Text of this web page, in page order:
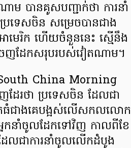
ម បានគូសបញ្ជាក់ថា ការនាំ
រទេសចិន សម្រេច​បានជាង
មេរិក ហើយចំនួន​នេះ ស្មើនឹង
េញ​ដែក​សរុប​របស់​វៀតណាម។
China Morning
ដែរថា ប្រទេសចិន ដែលជា​
ធំ​ជាងគេបង្អស់​លើសកលលោក
នកនាំចូល​ដែកទៅវិញ កាល​ពីខែ
ែលជា​ការនាំចូល​លើកដំបូង